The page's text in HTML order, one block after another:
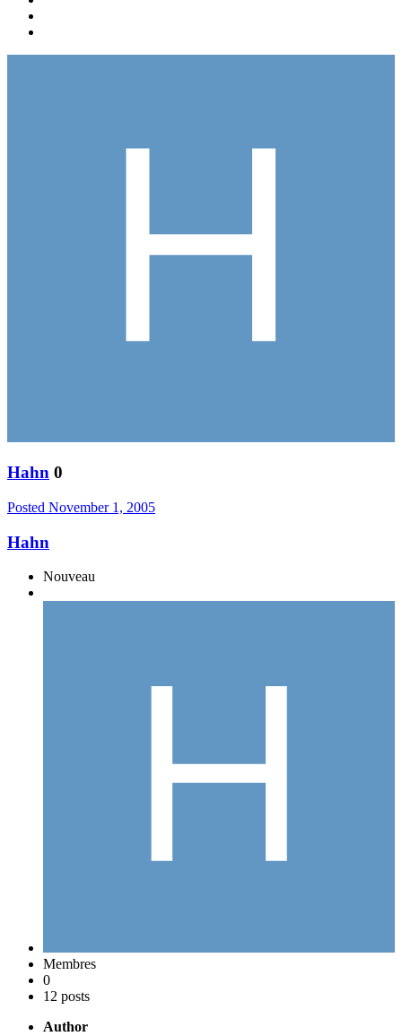
Hahn 0
Posted November 1, 2005
Hahn
Nouveau
Membres
0
12 posts
Author